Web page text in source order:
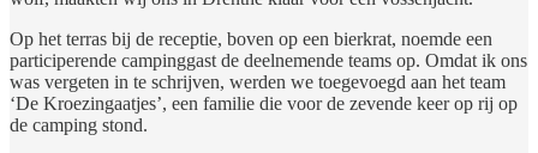
Op het terras bij de receptie, boven op een bierkrat, noemde een
participerende campinggast de deelnemende teams op. Omdat ik ons
was vergeten in te schrijven, werden we toegevoegd aan het team
‘De Kroezingaatjes’, een familie die voor de zevende keer op rij op
de camping stond.